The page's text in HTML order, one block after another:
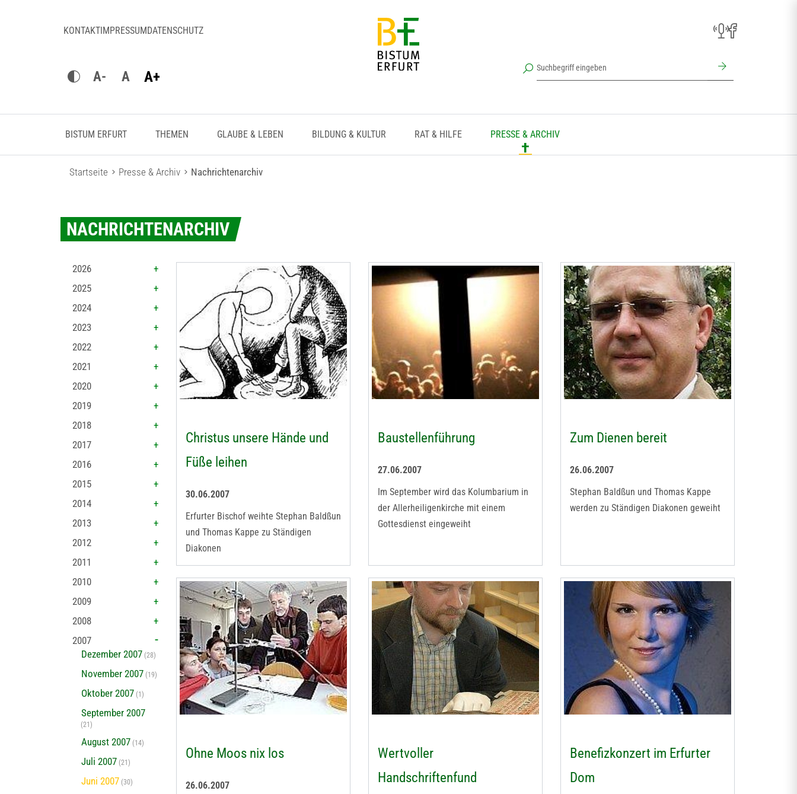
KONTAKTIMPRESSUMDATENSCHUTZ
A- A A+
BISTUM ERFURT THEMEN GLAUBE & LEBEN BILDUNG & KULTUR RAT & HILFE PRESSE & ARCHIV
Startseite Presse & Archiv Nachrichtenarchiv
NACHRICHTENARCHIV
2026
2025
2024
2023
2022
2021
2020
2019
2018
2017
2016
2015
2014
2013
2012
2011
2010
2009
2008
2007
Dezember 2007 (28)
November 2007 (19)
Oktober 2007 (1)
September 2007
(21)
August 2007 (14)
Juli 2007 (21)
Juni 2007 (30)
Christus unsere Hände und
Füße leihen
30.06.2007
Erfurter Bischof weihte Stephan Baldßun
und Thomas Kappe zu Ständigen
Diakonen
Baustellenführung
27.06.2007
Im September wird das Kolumbarium in
der Allerheiligenkirche mit einem
Gottesdienst eingeweiht
Zum Dienen bereit
26.06.2007
Stephan Baldßun und Thomas Kappe
werden zu Ständigen Diakonen geweiht
Ohne Moos nix los
26.06.2007
Wertvoller
Handschriftenfund
Benefizkonzert im Erfurter
Dom